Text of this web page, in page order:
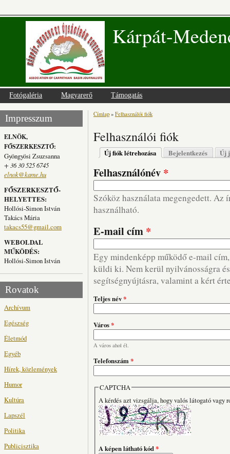
Kárpát-
Fotógaléria Magyarerő Támogatás
Impresszum
ELNÖK,
FŐSZERKESZTŐ:
Gyöngyösi Zsuzsanna
+ 36 30 525 6745
elnok@kame.hu
FŐSZERKESZTŐ-
HELYETTES:
Hollósi-Simon István
Takács Mária
takacs55@gmail.com
WEBOLDAL
MŰKÖDÉS:
Hollósi-Simon István
Rovatok
Archívum
Egészség
Életmód
Egyéb
Hírek, közlemények
Humor
Kultúra
Lapszél
Politika
Publicisztika
Jelenlegi hely
Címlap » Felhasználói fiók
Felhasználói fiók
Elsődleges fülek
Új fiók létrehozása (aktív fül)
Bejelentkezés Új
Felhasználónév *
Szóköz használata megengedett. Az
használható.
E-mail cím *
Egy mindenképp működő e-mail
küldi ki. Nem kerül nyilvánosságra
segítségnyújtásra, valamint a kért
Teljes név*
Város*
A város ahol él.
Telefonszám*
CAPTCHA
A kérdés azt vizsgálja, hogy valós látogató vagy
A képen látható kód*